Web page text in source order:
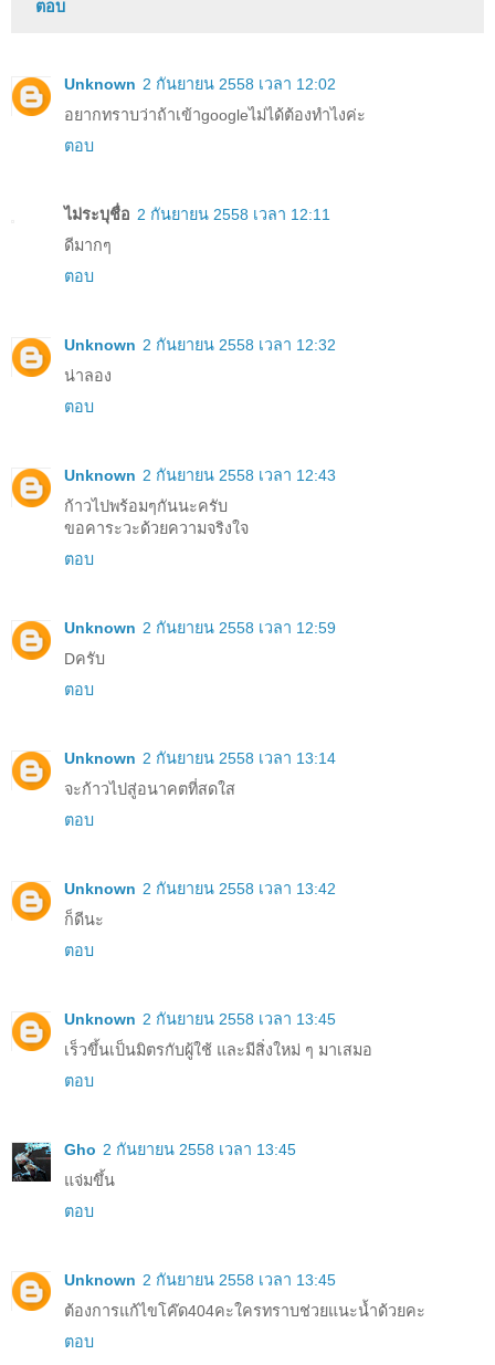
ตอบ
Unknown 2 กันยายน 2558 เวลา 12:02
อยากทราบว่าถ้าเข้าgoogleไม่ได้ต้องทำไงค่ะ
ตอบ
ไม่ระบุชื่อ 2 กันยายน 2558 เวลา 12:11
ดีมากๆ
ตอบ
Unknown 2 กันยายน 2558 เวลา 12:32
น่าลอง
ตอบ
Unknown 2 กันยายน 2558 เวลา 12:43
ก้าวไปพร้อมๆกันนะครับ
ขอคาระวะด้วยความจริงใจ
ตอบ
Unknown 2 กันยายน 2558 เวลา 12:59
Dครับ
ตอบ
Unknown 2 กันยายน 2558 เวลา 13:14
จะก้าวไปสู่อนาคตที่สดใส
ตอบ
Unknown 2 กันยายน 2558 เวลา 13:42
ก็ดีนะ
ตอบ
Unknown 2 กันยายน 2558 เวลา 13:45
เร็วขึ้นเป็นมิตรกับผู้ใช้ และมีสิ่งใหม่ ๆ มาเสมอ
ตอบ
Gho 2 กันยายน 2558 เวลา 13:45
แจ่มขึ้น
ตอบ
Unknown 2 กันยายน 2558 เวลา 13:45
ต้องการแก้ไขโค๊ด404คะใครทราบช่วยแนะน้ำด้วยคะ
ตอบ